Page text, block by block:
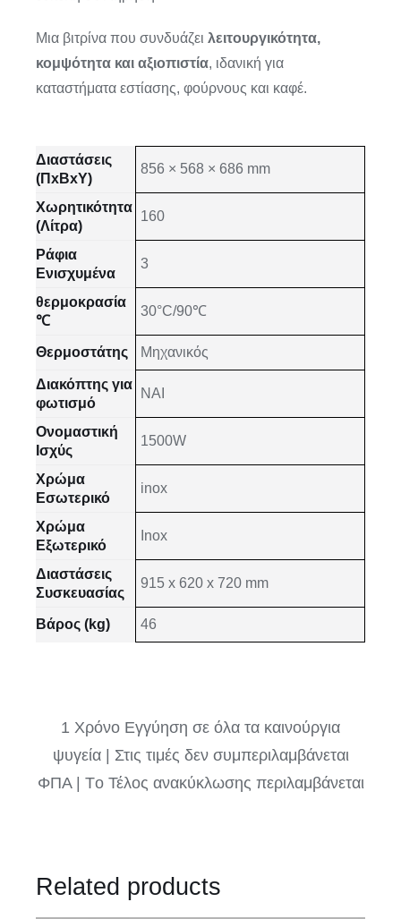
Μια βιτρίνα που συνδυάζει λειτουργικότητα,
κομψότητα και αξιοπιστία, ιδανική για
καταστήματα εστίασης, φούρνους και καφέ.
Διαστάσεις
(ΠxΒxΥ)
856 × 568 × 686 mm
Χωρητικότητα
(Λίτρα)
160
Ράφια
Ενισχυμένα
3
θερμοκρασία
℃
30°C/90℃
Θερμοστάτης Μηχανικός
Διακόπτης για
φωτισμό
NAI
Ονομαστική
Ισχύς
1500W
Χρώμα
Εσωτερικό
inox
Χρώμα
Εξωτερικό
Inox
Διαστάσεις
Συσκευασίας
915 x 620 x 720 mm
Βάρος (kg) 46
1 Χρόνο Εγγύηση σε όλα τα καινούργια
ψυγεία | Στις τιμές δεν συμπεριλαμβάνεται
ΦΠΑ | Tο Τέλος ανακύκλωσης περιλαμβάνεται
Related products